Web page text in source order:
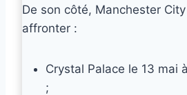
De son côté, Manchester
affronter :
Crystal Palace le 13 mai
;